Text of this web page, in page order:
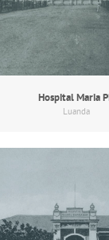
Hospital Maria
Luanda